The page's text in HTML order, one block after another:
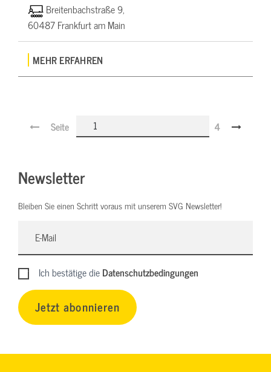
Breitenbachstraße 9,
60487 Frankfurt am Main
MEHR ERFAHREN
Seite 4
Newsletter
Bleiben Sie einen Schritt voraus mit unserem SVG Newsletter!
Ich bestätige dieDatenschutzbedingungen
Jetzt abonnieren